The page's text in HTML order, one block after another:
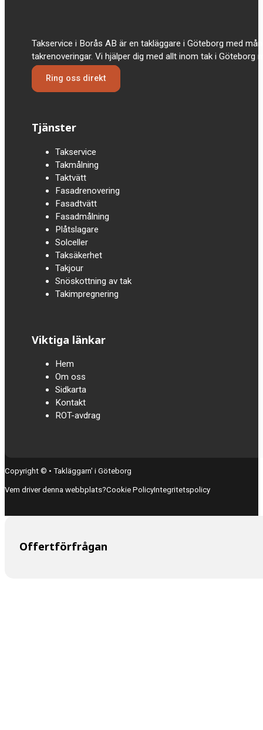
Takservice i Borås AB är en takläggare i Göteborg med
takrenoveringar. Vi hjälper dig med allt inom tak i Göteborg
Ring oss direkt
Tjänster
Takservice
Takmålning
Taktvätt
Fasadrenovering
Fasadtvätt
Fasadmålning
Plåtslagare
Solceller
Taksäkerhet
Takjour
Snöskottning av tak
Takimpregnering
Viktiga länkar
Hem
Om oss
Sidkarta
Kontakt
ROT-avdrag
Copyright © • Takläggarn' i Göteborg
Vem driver denna webbplats?Cookie PolicyIntegritetspolicy
Offertförfrågan